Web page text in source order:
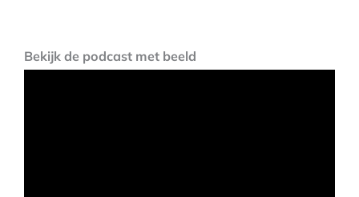
Bekijk de podcast met beeld